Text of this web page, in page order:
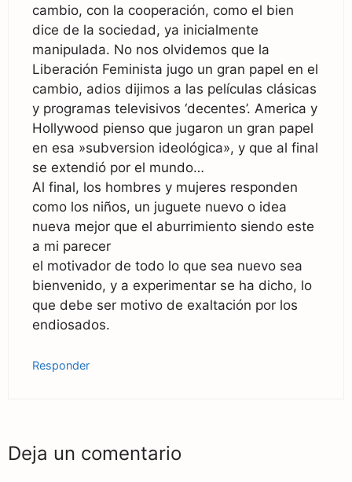
cambio, con la cooperación, como el bien
dice de la sociedad, ya inicialmente
manipulada. No nos olvidemos que la
Liberación Feminista jugo un gran papel en el
cambio, adios dijimos a las películas clásicas
y programas televisivos ‘decentes’. America y
Hollywood pienso que jugaron un gran papel
en esa »subversion ideológica», y que al final
se extendió por el mundo…
Al final, los hombres y mujeres responden
como los niños, un juguete nuevo o idea
nueva mejor que el aburrimiento siendo este
a mi parecer
el motivador de todo lo que sea nuevo sea
bienvenido, y a experimentar se ha dicho, lo
que debe ser motivo de exaltación por los
endiosados.
Responder
Deja un comentario